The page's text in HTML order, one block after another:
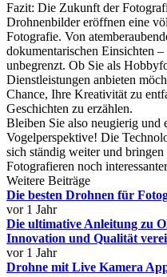
Fazit: Die Zukunft der
Drohnenbilder eröffnen eine
Fotografie. Von
dokumentarischen Einsichten
unbegrenzt. Ob Sie als
Dienstleistungen anbieten
Chance, Ihre Kreativität zu
Geschichten zu erzählen.
Bleiben Sie also neugierig und
Vogelperspektive! Die
sich ständig weiter und
Fotografieren noch
Weitere Beiträge
Die besten Drohnen für
vor 1 Jahr
Die ultimative Anleitung zu
Innovation und Qualität
vor 1 Jahr
Drohne mit Live Kamera